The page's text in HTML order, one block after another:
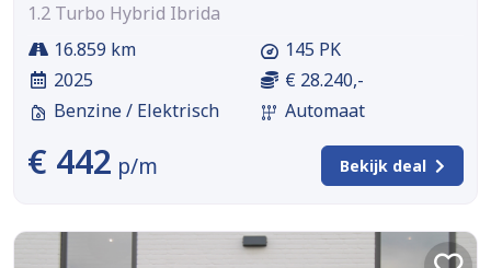
1.2 Turbo Hybrid Ibrida
16.859 km
2025
Benzine / Elektrisch
145 PK
€ 28.240,-
Automaat
€ 442 p/m Bekijk deal